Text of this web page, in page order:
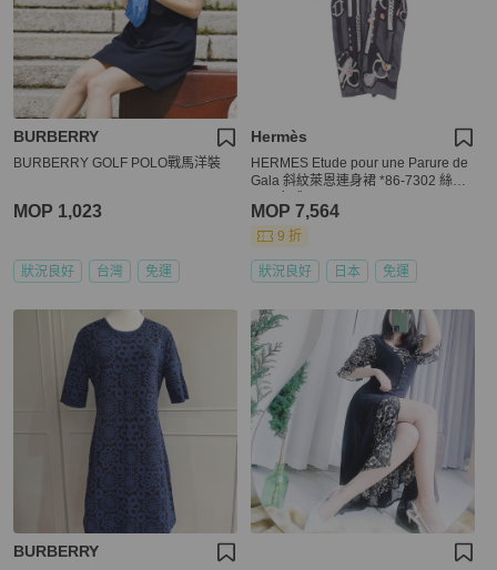
BURBERRY
BURBERRY GOLF POLO戰馬洋裝
MOP 1,023
狀況良好 台灣 免運
Hermès
HERMES Etude pour une Parure de
Gala 斜紋萊恩連身裙 *86-7302 絲綢
MOP 7,564
9 折
狀況良好 日本 免運
BURBERRY